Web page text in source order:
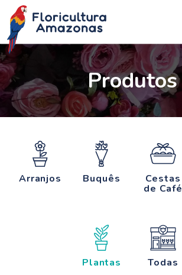
Produtos
Arranjos Buquês Cestas
de Café
Plantas Todas